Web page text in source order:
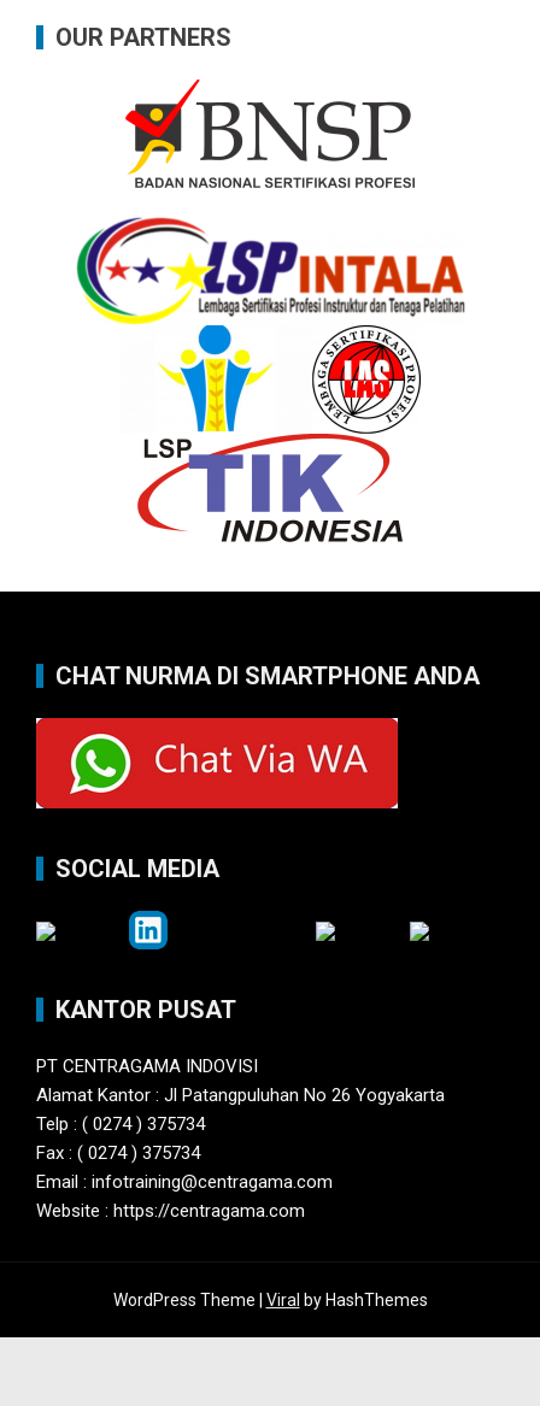
OUR PARTNERS
CHAT NURMA DI SMARTPHONE ANDA
SOCIAL MEDIA
KANTOR PUSAT
PT CENTRAGAMA INDOVISI
Alamat Kantor : Jl Patangpuluhan No 26 Yogyakarta
Telp : ( 0274 ) 375734
Fax : ( 0274 ) 375734
Email : infotraining@centragama.com
Website : https://centragama.com
WordPress Theme | Viral by HashThemes